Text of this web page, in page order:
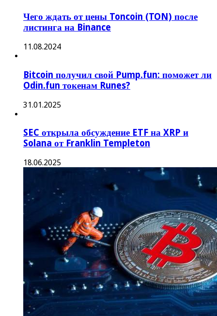
Чего ждать от цены Toncoin (TON) после
листинга на Binance
11.08.2024
Bitcoin получил свой Pump.fun: поможет ли
Odin.fun токенам Runes?
31.01.2025
SEC открыла обсуждение ETF на XRP и
Solana от Franklin Templeton
18.06.2025